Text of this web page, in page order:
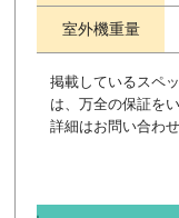
室外機重量
掲載しているスペ
は、万全の保証を
詳細はお問い合わせ